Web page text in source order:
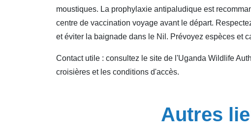
moustiques. La prophylaxie antipaludique est
centre de vaccination voyage avant le départ.
et éviter la baignade dans le Nil. Prévoyez espèces et
Contact utile : consultez le site de l'Uganda Wildlife
croisières et les conditions d'accès.
Autres